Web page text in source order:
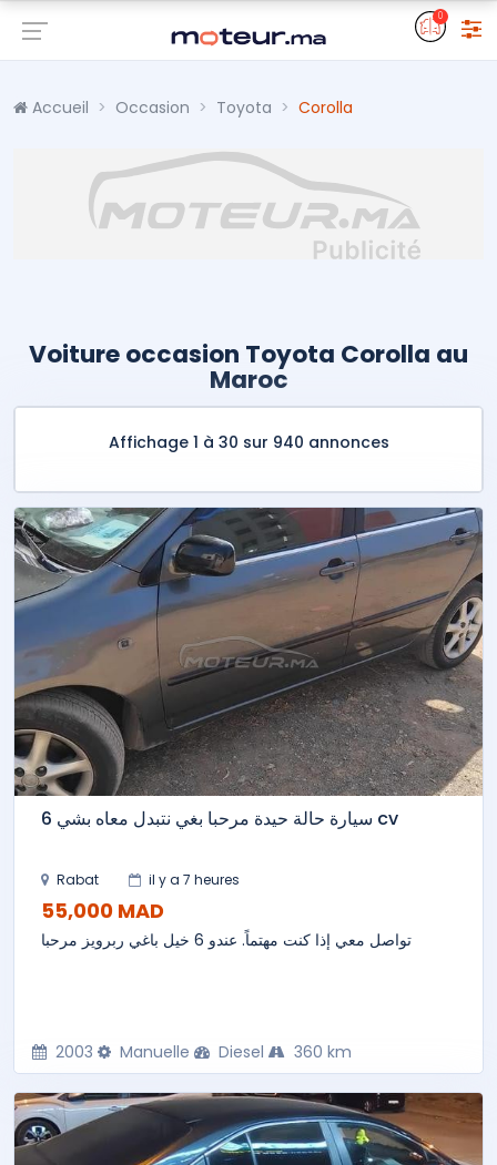
0
Accueil Occasion Toyota Corolla
Voiture occasion Toyota Corolla au
Maroc
Affichage 1 à 30 sur 940 annonces
سيارة حالة حيدة مرحبا بغي نتبدل معاه بشي 6 cv
Rabat il y a 7 heures
55,000 MAD
تواصل معي إذا كنت مهتماً. عندو 6 خيل باغي ربرويز مرحبا
2003 Manuelle Diesel 360 km